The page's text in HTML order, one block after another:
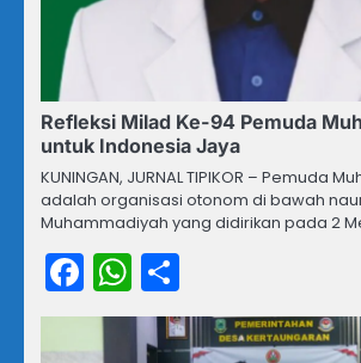
Refleksi Milad Ke-94 Pemuda
untuk Indonesia Jaya
KUNINGAN, JURNAL TIPIKOR – Pemuda
adalah organisasi otonom di bawah
Muhammadiyah yang didirikan pada 2
Facebook
WhatsApp